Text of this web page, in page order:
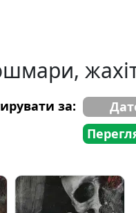
за: